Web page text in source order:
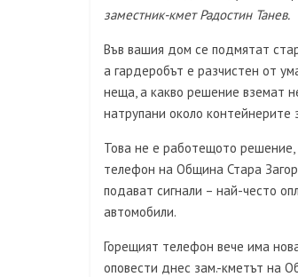
заместник-кмет Радостин Танев.
Във вашия дом се подмятат
а гардеробът е разчистен от
неща, а какво решение вземат
натрупани около контейнерите
Това не е работещото решение,
телефон на Община Стара
подават сигнали – най-често
автомобили.
Горещият телефон вече има
оповести днес зам.-кметът на